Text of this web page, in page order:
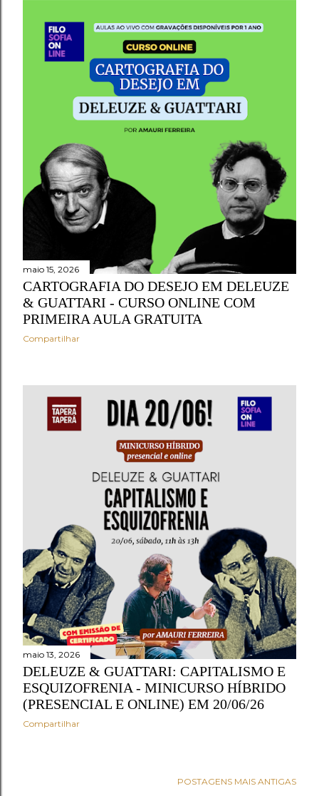
maio 15, 2026
CARTOGRAFIA DO DESEJO EM DELEUZE
& GUATTARI - CURSO ONLINE COM
PRIMEIRA AULA GRATUITA
Compartilhar
maio 13, 2026
DELEUZE & GUATTARI: CAPITALISMO E
ESQUIZOFRENIA - MINICURSO HÍBRIDO
(PRESENCIAL E ONLINE) EM 20/06/26
Compartilhar
POSTAGENS MAIS ANTIGAS